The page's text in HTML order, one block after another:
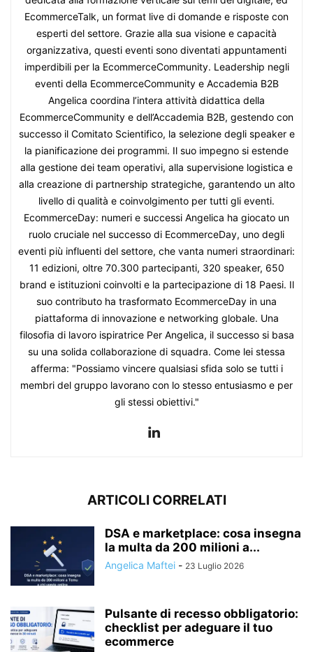
EcommerceTalk, un format live di domande e risposte con
esperti del settore. Grazie alla sua visione e capacità
organizzativa, questi eventi sono diventati appuntamenti
imperdibili per la EcommerceCommunity. Leadership negli
eventi della EcommerceCommunity e Accademia B2B
Angelica coordina l’intera attività didattica della
EcommerceCommunity e dell’Accademia B2B, gestendo con
successo il Comitato Scientifico, la selezione degli speaker e
la pianificazione dei programmi. Il suo impegno si estende
alla gestione dei team operativi, alla supervisione logistica e
alla creazione di partnership strategiche, garantendo un alto
livello di qualità e coinvolgimento per tutti gli eventi.
EcommerceDay: numeri e successi Angelica ha giocato un
ruolo cruciale nel successo di EcommerceDay, uno degli
eventi più influenti del settore, che vanta numeri straordinari:
11 edizioni, oltre 70.300 partecipanti, 320 speaker, 650
brand e istituzioni coinvolti e la partecipazione di 18 Paesi. Il
suo contributo ha trasformato EcommerceDay in una
piattaforma di innovazione e networking globale. Una
filosofia di lavoro ispiratrice Per Angelica, il successo si basa
su una solida collaborazione di squadra. Come lei stessa
afferma: "Possiamo vincere qualsiasi sfida solo se tutti i
membri del gruppo lavorano con lo stesso entusiasmo e per
gli stessi obiettivi."
ARTICOLI CORRELATI
DSA e marketplace: cosa insegna
la multa da 200 milioni a...
Angelica Maftei - 23 Luglio 2026
Pulsante di recesso obbligatorio:
checklist per adeguare il tuo
ecommerce